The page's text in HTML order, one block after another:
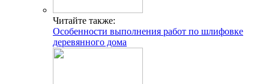
Читайте также:
Особенности выполнения работ по шлифовке
деревянного дома